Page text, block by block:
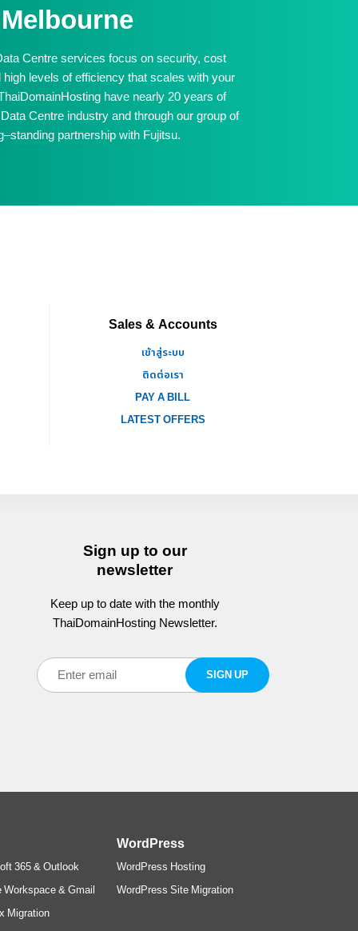
Centre services focus on security, cost
levels of efficiency that scales with your
have nearly 20 years of
Centre industry and through our group of
partnership with Fujitsu.
Sales & Accounts
เข้าสู่ระบบ
ติดต่อเรา
PAY A BILL
LATEST OFFERS
Sign up to our
newsletter
Keep up to date with the monthly
ThaiDomainHosting Newsletter.
365 & Outlook
Workspace & Gmail
Migration
WordPress
WordPress Hosting
WordPress Site Migration